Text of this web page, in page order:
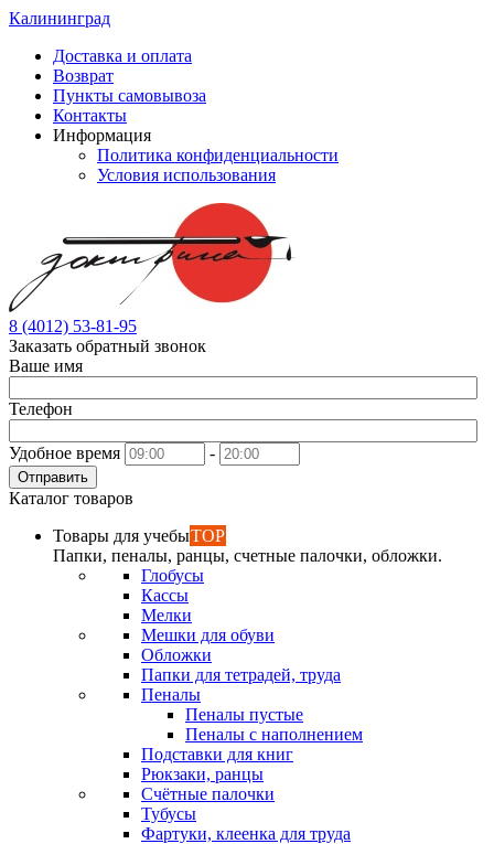
Калининград
Доставка и оплата
Возврат
Пункты самовывоза
Контакты
Информация
Политика конфиденциальности
Условия использования
8 (4012) 53-81-95
Заказать обратный звонок
Ваше имя
Телефон
Удобное время -
Отправить
Каталог товаров
Товары для учебыTOP
Папки, пеналы, ранцы, счетные палочки, обложки.
Глобусы
Кассы
Мелки
Мешки для обуви
Обложки
Папки для тетрадей, труда
Пеналы
Пеналы пустые
Пеналы с наполнением
Подставки для книг
Рюкзаки, ранцы
Счётные палочки
Тубусы
Фартуки, клеенка для труда